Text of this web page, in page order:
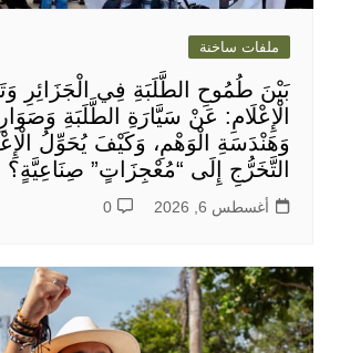
ملفات ساخنة
بَيْنَ طُمُوحِ الطَّلَبَةِ فِي الْجَزَائِرِ
الْإِعْلَامِ: عَنْ سَيَّارَةِ الطَّلَبَةِ
وَهَنْدَسَةِ الْوَهْمِ، وَكَيْفَ يُحَوِّلُ
التَّخَرُّجِ إِلَى “مُعْجِزَاتٍ” صِنَاعِيَّةٍ؟
أغسطس 6, 2026 0